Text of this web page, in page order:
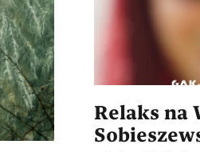
Relaks na